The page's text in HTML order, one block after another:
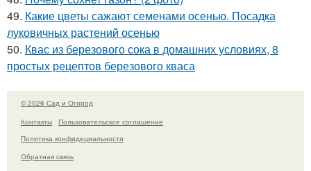
49. Какие цветы сажают семенами осенью. Посадка
луковичных растений осенью
50. Квас из березового сока в домашних условиях, 8
простых рецептов березового кваса
© 2026 Сад и Огород
Контакты
Пользовательское соглашение
Политика конфидециальности
Обратная связь